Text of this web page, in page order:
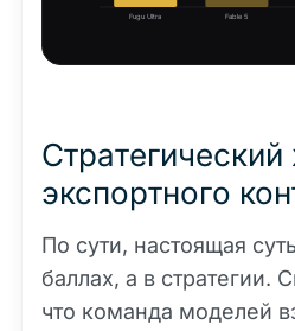
Fugu Ultra Fable 5
экспортного
По сути, настоящая
баллах, а в стратегии.
что команда моделей